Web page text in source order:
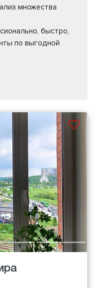
множества
быстро,
по выгодной